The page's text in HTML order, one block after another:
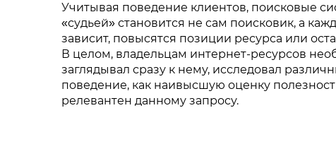
Учитывая поведение клиентов, поисковые
«судьей» становится не сам поисковик, а
зависит, повысятся позиции ресурса или
В целом, владельцам интернет-ресурсов
заглядывал сразу к нему, исследовал
поведение, как наивысшую оценку
релевантен данному запросу.